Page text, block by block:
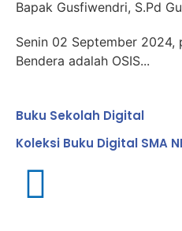
Bapak Gusfiwendri, S.Pd
Senin 02 September 2024,
Bendera adalah OSIS...
Buku Sekolah Digital
Koleksi Buku Digital SMA